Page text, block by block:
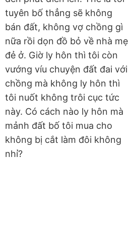
tuyên bố thẳng sẽ không
bán đất, không vợ chồng gì
nữa rồi dọn đồ bỏ về nhà mẹ
đẻ ở. Giờ ly hôn thì tôi còn
vướng víu chuyện đất đai với
chồng mà không ly hôn thì
tôi nuốt không trôi cục tức
này. Có cách nào ly hôn mà
mảnh đất bố tôi mua cho
không bị cắt làm đôi không
nhỉ?